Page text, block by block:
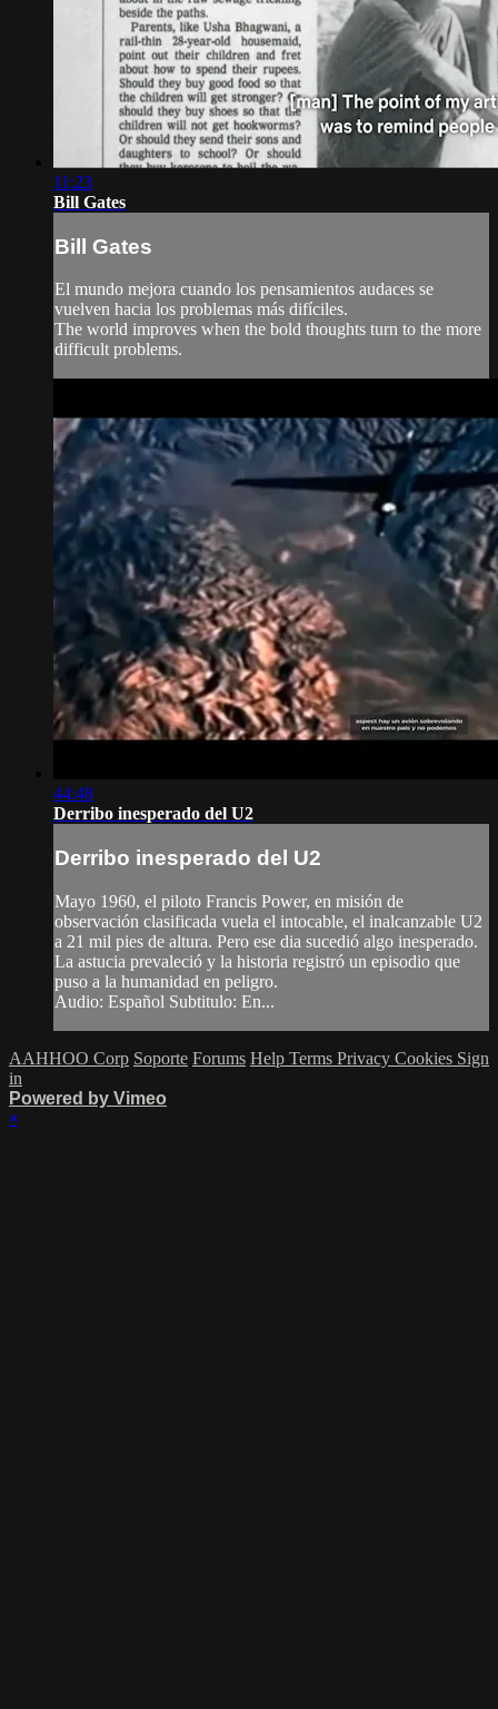
11:23
Bill Gates
Bill Gates
El mundo mejora cuando los pensamientos audaces se
vuelven hacia los problemas más difíciles.
The world improves when the bold thoughts turn to the more
difficult problems.
44:48
Derribo inesperado del U2
Derribo inesperado del U2
Mayo 1960, el piloto Francis Power, en misión de
observación clasificada vuela el intocable, el inalcanzable U2
a 21 mil pies de altura. Pero ese dia sucedió algo inesperado.
La astucia prevaleció y la historia registró un episodio que
puso a la humanidad en peligro.
Audio: Español Subtitulo: En...
AAHHOO Corp Soporte Forums Help Terms Privacy Cookies Sign
in
Powered by Vimeo
×